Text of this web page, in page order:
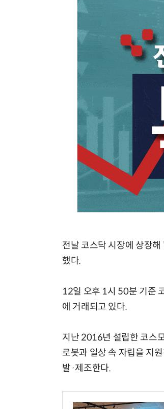
전날 코스닥 시장에 상장
했다.
12일 오후 1시 50분 기준
에 거래되고 있다.
지난 2016년 설립한 코스
로봇과 일상 속 자립을 지
발·제조한다.